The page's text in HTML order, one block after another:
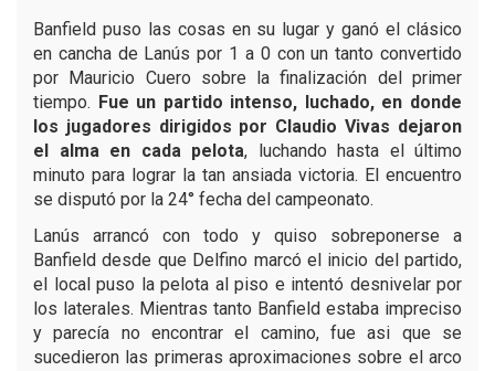
Banfield puso las cosas en su lugar y ganó el clásico
en cancha de Lanús por 1 a 0 con un tanto convertido
por Mauricio Cuero sobre la finalización del primer
tiempo. Fue un partido intenso, luchado, en donde
los jugadores dirigidos por Claudio Vivas dejaron
el alma en cada pelota, luchando hasta el último
minuto para lograr la tan ansiada victoria. El encuentro
se disputó por la 24° fecha del campeonato.
Lanús arrancó con todo y quiso sobreponerse a
Banfield desde que Delfino marcó el inicio del partido,
el local puso la pelota al piso e intentó desnivelar por
los laterales. Mientras tanto Banfield estaba impreciso
y parecía no encontrar el camino, fue asi que se
sucedieron las primeras aproximaciones sobre el arco